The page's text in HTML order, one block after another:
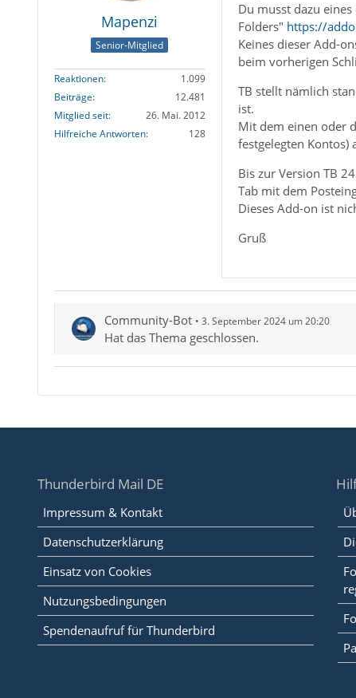
Mapenzi
Senior-Mitglied
Reaktionen
1.099
Beiträge
12.481
Mitglied seit
26. Mai. 2012
Hilfreiche Antworten
128
Du musst dazu
Folders" https://
Keines dieser Add-
beim vorherigen
TB stellt nämlich
ist.
Mit dem einen oder
festgelegten Kontos)
Bis zur Version TB
Tab mit dem
Dieses Add-on ist
Gruß
Community-Bot 3. September 2024 um 20:20
Hat das Thema geschlossen.
Thunderbird Mail DE
Impressum & Kontakt
Datenschutzerklärung
Einsatz von Cookies
Nutzungsbedingungen
Spendenaufruf für Thunderbird